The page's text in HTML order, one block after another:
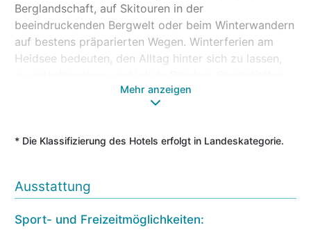
Berglandschaft, auf Skitouren in der
beeindruckenden Bergwelt oder beim Winterwandern
auf bestens präparierten Wegen. Winterferien am
Heidsee bedeuten, den Alltag hinter sich zu lassen,
sowie hausgemachte, saisonale Bergküche in vollen
Zügen zu geniessen. Gerne sind wir als persönliches
machen Ihre Bergferien zu einem bleibenden Erlebnis.
Mehr anzeigen
* Die Klassifizierung des Hotels erfolgt in Landeskategorie.
Ausstattung
Sport- und Freizeitmöglichkeiten: